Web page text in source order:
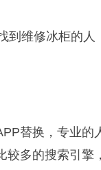
到维修冰柜的人
替换，专业的
较多的搜索引擎